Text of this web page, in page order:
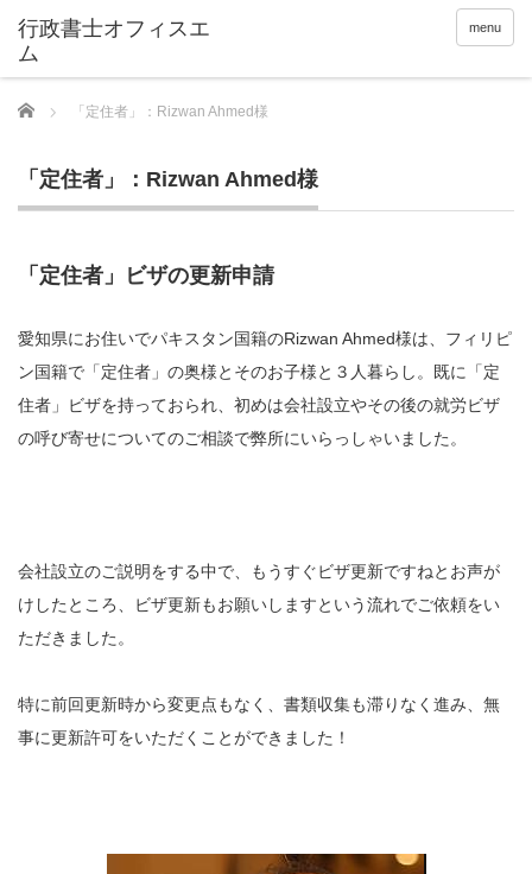
menu
Home 「定住者」：Rizwan Ahmed様
「定住者」：Rizwan Ahmed様
「定住者」ビザの更新申請
愛知県にお住いでパキスタン国籍のRizwan Ahmed様は、フィリピ
ン国籍で「定住者」の奥様とそのお子様と３人暮らし。既に「定
住者」ビザを持っておられ、初めは会社設立やその後の就労ビザ
の呼び寄せについてのご相談で弊所にいらっしゃいました。
会社設立のご説明をする中で、もうすぐビザ更新ですねとお声が
けしたところ、ビザ更新もお願いしますという流れでご依頼をい
ただきました。
特に前回更新時から変更点もなく、書類収集も滞りなく進み、無
事に更新許可をいただくことができました！